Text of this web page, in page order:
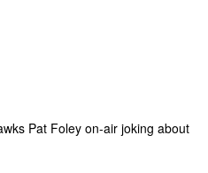
Pat Foley on-air joking about